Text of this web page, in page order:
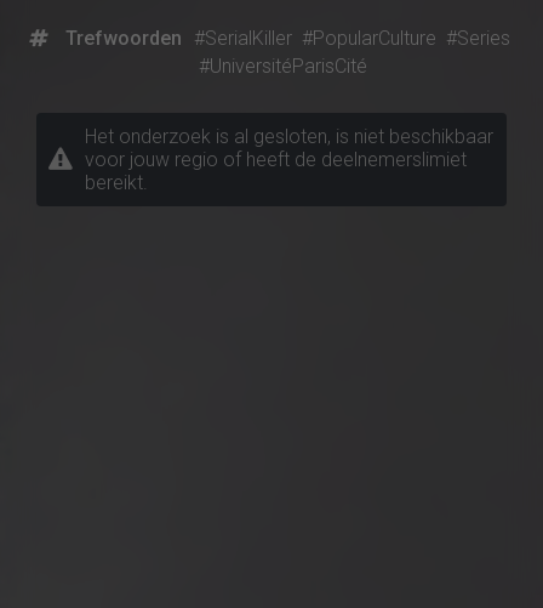
Trefwoorden #SerialKiller #PopularCulture #Series
#UniversitéParisCité
Het onderzoek is al gesloten, is niet beschikbaar
voor jouw regio of heeft de deelnemerslimiet
bereikt.